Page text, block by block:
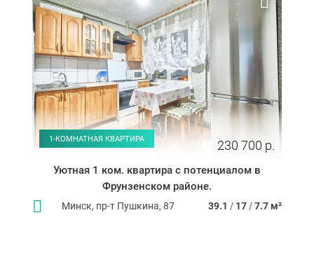
1-КОМНАТНАЯ КВАРТИРА 230 700 р.
Уютная 1 ком. квартира с потенциалом в
Фрунзенском районе.
Минск, пр-т Пушкина, 87 39.1 / 17/7.7 м²